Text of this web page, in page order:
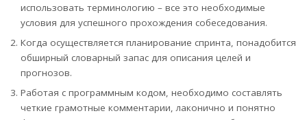
использовать терминологию – все это необходимые
условия для успешного прохождения собеседования.
Когда осуществляется планирование спринта, понадобится
обширный словарный запас для описания целей и
прогнозов.
Работая с программным кодом, необходимо составлять
четкие грамотные комментарии, лаконично и понятно